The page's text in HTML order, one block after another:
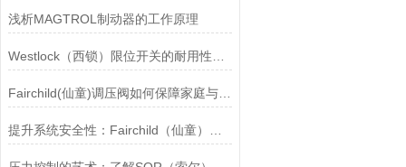
浅析MAGTROL制动器的工作原理
Fairchild(仙童)调压阀如何保障家庭与工业安全？